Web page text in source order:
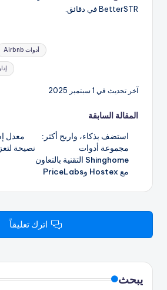
BetterSTR في دقائق.
أدوات Airbnb
آخر تحديث في 1 سبتمبر 2025
تصفّح
المقالات
المقالة السابقة
استضف بذكاء، واربح أكثر:
مجموعة أدوات
Shinghome التقنية بالتعاون
مع Hostex وPriceLabs
نصيحة
اترك تعليقاً
يبحث